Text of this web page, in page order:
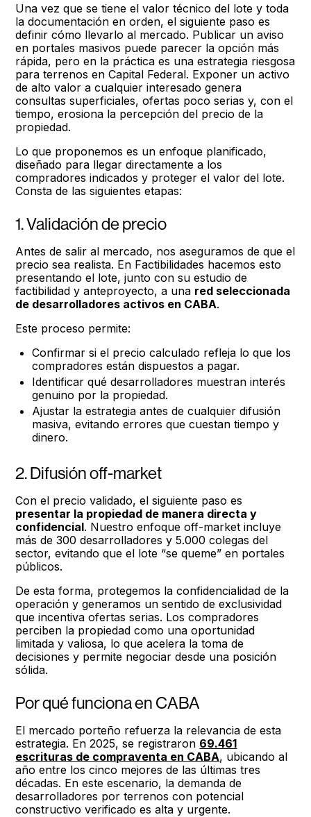
Una vez que se tiene el valor técnico del lote y toda
la documentación en orden, el siguiente paso es
definir cómo llevarlo al mercado. Publicar un aviso
en portales masivos puede parecer la opción más
rápida, pero en la práctica es una estrategia riesgosa
para terrenos en Capital Federal. Exponer un activo
de alto valor a cualquier interesado genera
consultas superficiales, ofertas poco serias y, con el
tiempo, erosiona la percepción del precio de la
propiedad.
Lo que proponemos es un enfoque planificado,
diseñado para llegar directamente a los
compradores indicados y proteger el valor del lote.
Consta de las siguientes etapas:
1. Validación de precio
Antes de salir al mercado, nos aseguramos de que el
precio sea realista. En Factibilidades hacemos esto
presentando el lote, junto con su estudio de
factibilidad y anteproyecto, a una red seleccionada
de desarrolladores activos en CABA.
Este proceso permite:
Confirmar si el precio calculado refleja lo que los
compradores están dispuestos a pagar.
Identificar qué desarrolladores muestran interés
genuino por la propiedad.
Ajustar la estrategia antes de cualquier difusión
masiva, evitando errores que cuestan tiempo y
dinero.
2. Difusión off-market
Con el precio validado, el siguiente paso es
presentar la propiedad de manera directa y
confidencial. Nuestro enfoque off-market incluye
más de 300 desarrolladores y 5.000 colegas del
sector, evitando que el lote “se queme” en portales
públicos.
De esta forma, protegemos la confidencialidad de la
operación y generamos un sentido de exclusividad
que incentiva ofertas serias. Los compradores
perciben la propiedad como una oportunidad
limitada y valiosa, lo que acelera la toma de
decisiones y permite negociar desde una posición
sólida.
Por qué funciona en CABA
El mercado porteño refuerza la relevancia de esta
estrategia. En 2025, se registraron 69.461
escrituras de compraventa en CABA, ubicando al
año entre los cinco mejores de las últimas tres
décadas. En este escenario, la demanda de
desarrolladores por terrenos con potencial
constructivo verificado es alta y urgente.